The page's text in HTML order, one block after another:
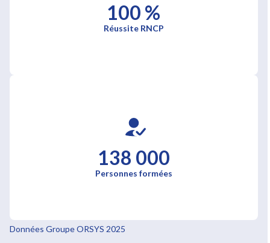
100 %
Réussite RNCP
138 000
Personnes formées
Données Groupe ORSYS 2025